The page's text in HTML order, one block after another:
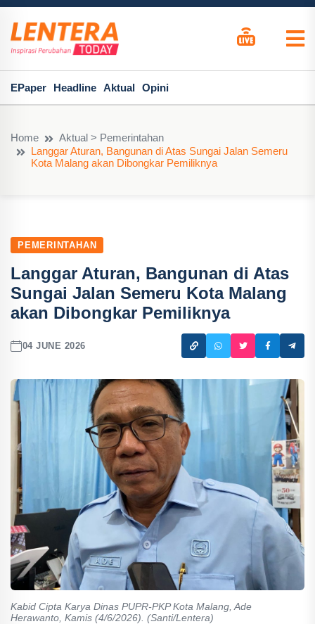
EPaper Headline Aktual Opini
Home
Aktual > Pemerintahan
Langgar Aturan, Bangunan di Atas Sungai Jalan Semeru
Kota Malang akan Dibongkar Pemiliknya
PEMERINTAHAN
Langgar Aturan, Bangunan di Atas
Sungai Jalan Semeru Kota Malang
akan Dibongkar Pemiliknya
04 JUNE 2026
Kabid Cipta Karya Dinas PUPR-PKP Kota Malang, Ade
Herawanto, Kamis (4/6/2026). (Santi/Lentera)